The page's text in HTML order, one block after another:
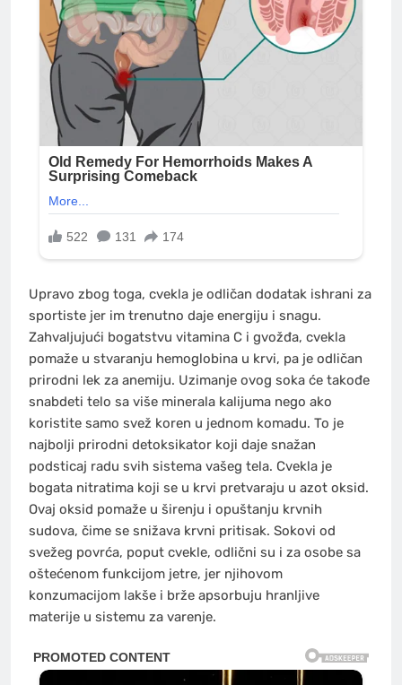
Upravo zbog toga, cvekla je odličan dodatak ishrani za
sportiste jer im trenutno daje energiju i snagu.
Zahvaljujući bogatstvu vitamina C i gvožđa, cvekla
pomaže u stvaranju hemoglobina u krvi, pa je odličan
prirodni lek za anemiju. Uzimanje ovog soka će takođe
snabdeti telo sa više minerala kalijuma nego ako
koristite samo svež koren u jednom komadu. To je
najbolji prirodni detoksikator koji daje snažan
podsticaj radu svih sistema vašeg tela. Cvekla je
bogata nitratima koji se u krvi pretvaraju u azot oksid.
Ovaj oksid pomaže u širenju i opuštanju krvnih
sudova, čime se snižava krvni pritisak. Sokovi od
svežeg povrća, poput cvekle, odlični su i za osobe sa
oštećenom funkcijom jetre, jer njihovom
konzumacijom lakše i brže apsorbuju hranljive
materije u sistemu za varenje.